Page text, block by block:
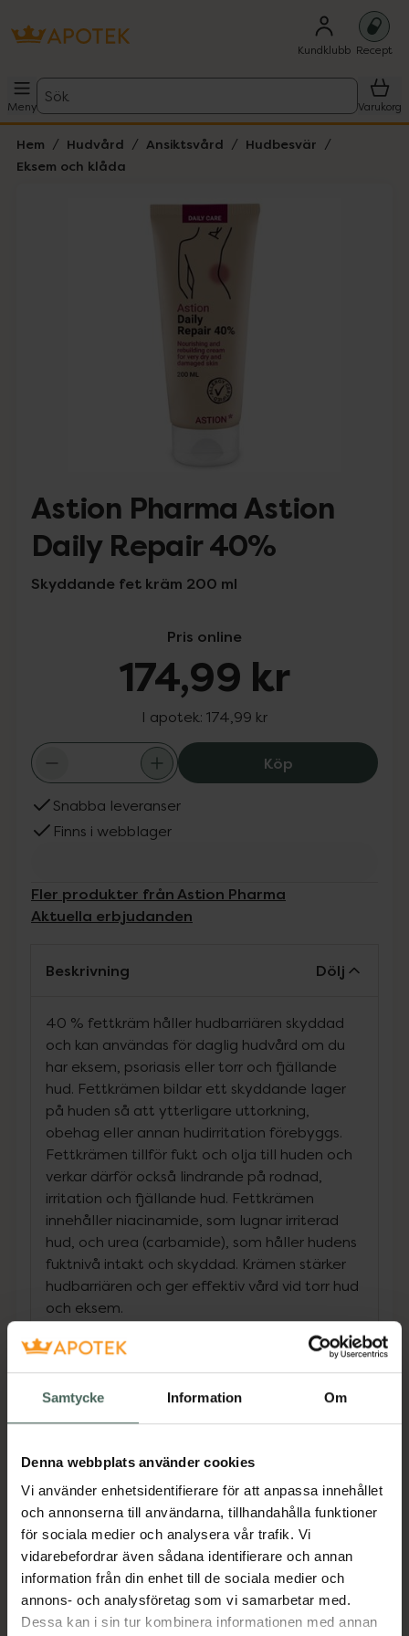
Samtycke Information Om
Denna webbplats använder cookies
Vi använder enhetsidentifierare för att anpassa innehållet
och annonserna till användarna, tillhandahålla funktioner
för sociala medier och analysera vår trafik. Vi
vidarebefordrar även sådana identifierare och annan
information från din enhet till de sociala medier och
annons- och analysföretag som vi samarbetar med.
Dessa kan i sin tur kombinera informationen med annan
Kundklubb Recept
Meny
Sök
Varukorg
Hem Hudvård Ansiktsvård
Hudbesvär
Eksem och klåda
Lista: . Innehåller 1 objekt.
Astion Pharma Astion
Daily Repair 40%
Skyddande fet kräm 200 ml
Pris online
174,99 kr
I apotek: 174,99 kr
KöpAstion Pharma
Snabba leveranser
Finns i webblager
Fler produkter från Astion Pharma
Aktuella erbjudanden
Beskrivning Dölj
40 % fettkräm håller hudbarriären skyddad
och kan användas för daglig hudvård om du
har eksem, psoriasis eller torr och fjällande
hud. Fettkrämen bildar ett skyddande lager
på huden så att ytterligare uttorkning,
obehag eller annan hudirritation förebyggs.
Fettkrämen tillför fukt och olja till huden och
verkar därför också lindrande på rodnad,
irritation och fjällande hud. Fettkrämen
innehåller niacinamide, som lugnar irriterad
hud, och urea (carbamide), som håller hudens
fuktnivå intakt och skyddad. Krämen stärker
hudbarriären och ger effektiv vård vid torr hud
och eksem.
Fettkrämen kan användas både när ditt
eksem blossar upp och när huden är lugn,
Vid eksem på kroppen kan du med fördel
kombinera fettkrämen med Astion Pharma
kräm mot eksem och torr hud på kroppen
(Skin Cure).
Om du tycker att varianten med 40 %
fettinnehåll inte ger tillräckligt med fukt och
olja för din huds behov, finns krämen även i en
rikare formulering med 70 % fettinnehåll.